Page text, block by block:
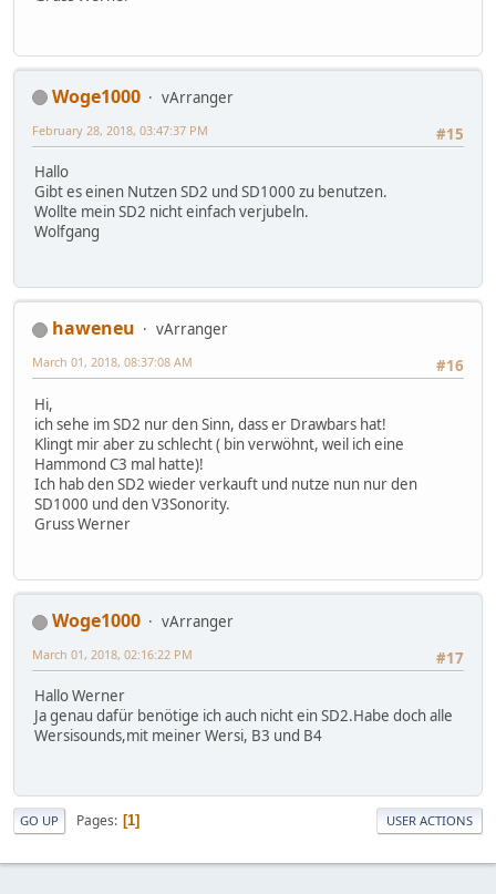
Woge1000
vArranger
#15
February 28, 2018, 03:47:37 PM
Hallo
Gibt es einen Nutzen SD2 und SD1000 zu benutzen.
Wollte mein SD2 nicht einfach verjubeln.
Wolfgang
haweneu
vArranger
#16
March 01, 2018, 08:37:08 AM
Hi,
ich sehe im SD2 nur den Sinn, dass er Drawbars hat!
Klingt mir aber zu schlecht ( bin verwöhnt, weil ich eine
Hammond C3 mal hatte)!
Ich hab den SD2 wieder verkauft und nutze nun nur den
SD1000 und den V3Sonority.
Gruss Werner
Woge1000
vArranger
#17
March 01, 2018, 02:16:22 PM
Hallo Werner
Ja genau dafür benötige ich auch nicht ein SD2.Habe doch alle
Wersisounds,mit meiner Wersi, B3 und B4
GO UP Pages 1 USER ACTIONS